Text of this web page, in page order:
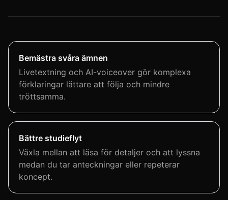
Bemästra svåra ämnen
Livetextning och AI-voiceover gör komplexa
förklaringar lättare att följa och mindre
tröttsamma.
Bättre studieflyt
Växla mellan att läsa för detaljer och att lyssna
medan du tar anteckningar eller repeterar
koncept.